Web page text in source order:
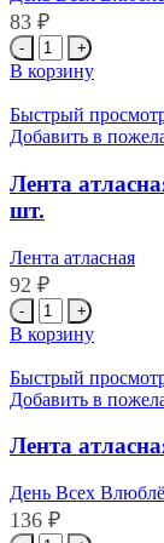
шт.
83 ₽
Количество
товара
Лента
атласная
(2,5
Красный,
1
В корзину
Быстрый
Добавить в
Лента
шт.
Лента атласная
92 ₽
Количество
товара
Лента
атласная
(2,5
м)
Персиковый,
шт.
В корзину
Быстрый
Добавить в
Лента
День Всех
136 ₽